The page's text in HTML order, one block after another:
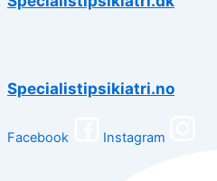
Specialistipsikiatri.no
Facebook Instagram